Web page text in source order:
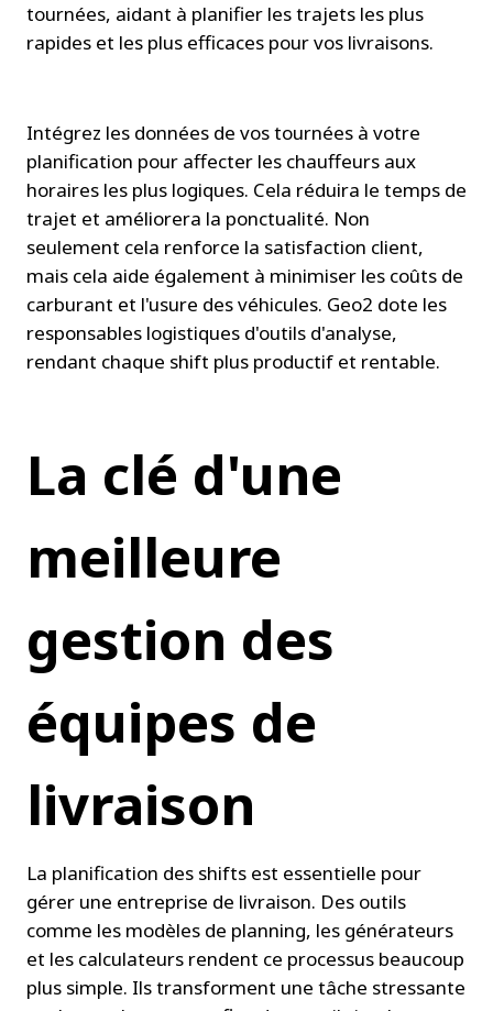
tournées, aidant à planifier les trajets les plus
rapides et les plus efficaces pour vos livraisons.
Intégrez les données de vos tournées à votre
planification pour affecter les chauffeurs aux
horaires les plus logiques. Cela réduira le temps de
trajet et améliorera la ponctualité. Non
seulement cela renforce la satisfaction client,
mais cela aide également à minimiser les coûts de
carburant et l'usure des véhicules. Geo2 dote les
responsables logistiques d'outils d'analyse,
rendant chaque shift plus productif et rentable.
La clé d'une
meilleure
gestion des
équipes de
livraison
La planification des shifts est essentielle pour
gérer une entreprise de livraison. Des outils
comme les modèles de planning, les générateurs
et les calculateurs rendent ce processus beaucoup
plus simple. Ils transforment une tâche stressante